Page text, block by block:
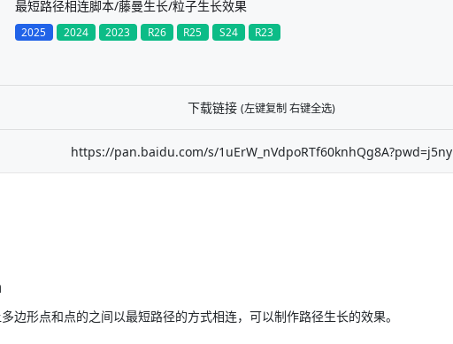
最短路径相连脚本/藤曼生长/粒子生长效果
2025 2024 2023 R26 R25 S24 R23
下载链接 (左键复制 右键全选)
https://pan.baidu.com/s/1uErW_nVdpoRTf60knhQg8A?pwd=j5ny
边形点和点的之间以最短路径的方式相连，可以制作路径生长的效果。